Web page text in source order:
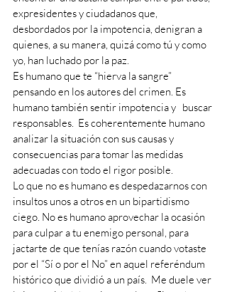
expresidentes y ciudadanos que,
desbordados por la impotencia, denigran a
quienes, a su manera, quizá como tú y como
yo, han luchado por la paz.
Es humano que te “hierva la sangre”
pensando en los autores del crimen. Es
humano también sentir impotencia y   buscar
responsables.  Es coherentemente humano
analizar la situación con sus causas y
consecuencias para tomar las medidas
adecuadas con todo el rigor posible.
Lo que no es humano es despedazarnos con
insultos unos a otros en un bipartidismo
ciego. No es humano aprovechar la ocasión
para culpar a tu enemigo personal, para
jactarte de que tenías razón cuando votaste
por el “Sí o por el No” en aquel referéndum
histórico que dividió a un país.  Me duele ver